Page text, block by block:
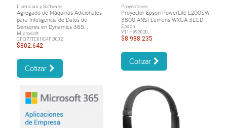
Licencias y Software
Agregado de Máquinas Adicionales
para Inteligencia de Datos de
Sensores en Dynamics 365...
Microsoft
CFQ7TTC0HD4F:0002
$802.642
Cotizar
Proyectores
Proyector Epson PowerLite L200SW
3800 ANSI Lumens WXGA 3LCD
Epson
V11H993020.
$8.988.235
Cotizar